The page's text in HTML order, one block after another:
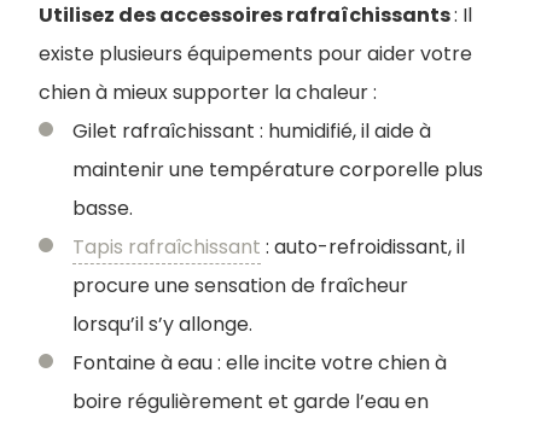
Utilisez des accessoires rafraîchissants: Il
existe plusieurs équipements pour aider votre
chien à mieux supporter la chaleur :
Gilet rafraîchissant : humidifié, il aide à
maintenir une température corporelle plus
basse.
Tapis rafraîchissant : auto-refroidissant, il
procure une sensation de fraîcheur
lorsqu’il s’y allonge.
Fontaine à eau : elle incite votre chien à
boire régulièrement et garde l’eau en